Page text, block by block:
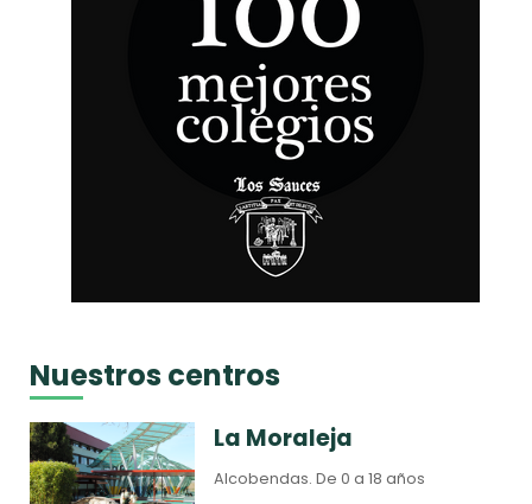
Nuestros centros
La Moraleja
Alcobendas.De 0 a 18 años